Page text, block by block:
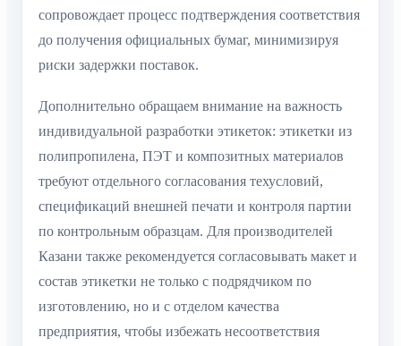
сопровождает процесс подтверждения соответствия
до получения официальных бумаг, минимизируя
риски задержки поставок.
Дополнительно обращаем внимание на важность
индивидуальной разработки этикеток: этикетки из
полипропилена, ПЭТ и композитных материалов
требуют отдельного согласования техусловий,
спецификаций внешней печати и контроля партии
по контрольным образцам. Для производителей
Казани также рекомендуется согласовывать макет и
состав этикетки не только с подрядчиком по
изготовлению, но и с отделом качества
предприятия, чтобы избежать несоответствия